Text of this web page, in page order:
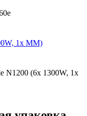
1x MM)
N1200 (6x 1300W, 1x